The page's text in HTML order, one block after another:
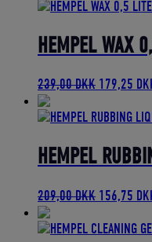
pris
269,00
HEMPEL WAX
239,00DKK Den
pris
239,00
179,25
HEMPEL
209,00DKK Den
pris
156,75